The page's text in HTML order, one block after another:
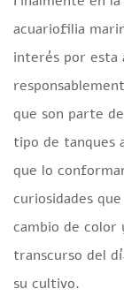
acuariofilia
interés por esta
que son parte
tipo de tanques
que lo
curiosidades
cambio de color
transcurso del
su cultivo.